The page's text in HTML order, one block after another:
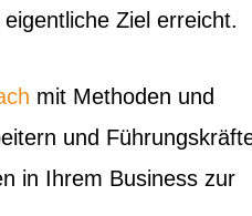
Ziel erreicht.
mit Methoden und
und
in Ihrem Business zur